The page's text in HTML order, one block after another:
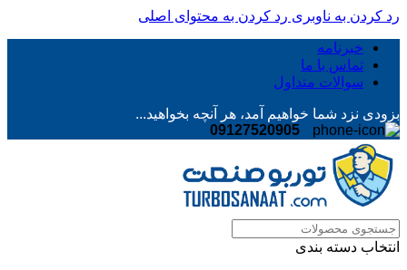
رد کردن به ناوبری رد کردن به محتوای اصلی
خبرنامه
تماس با ما
سوالات متداول
بزودی نزد شما خواهیم آمد، هر آنچه بخواهید...
09127520905
انتخاب دسته بندی